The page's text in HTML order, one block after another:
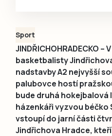
Sport
JINDŘICHOHRADECKO –
basketbalisty
nadstavby A2 nejvyšší
palubovce hostí
bude druhá hokejbalová
házenkáři vyzvou béčko
vstoupí do jarní části
Jindřichova Hradce,